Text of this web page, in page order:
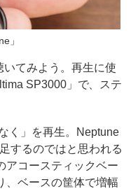
」
てみよう。再生に使
SP3000」で、ステ
く」を再生。Neptune
するのではと思われる
アコースティックベー
、ベースの筐体で増幅